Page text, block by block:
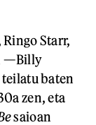
Starr,
—Billy
baten
zen, eta
saioan